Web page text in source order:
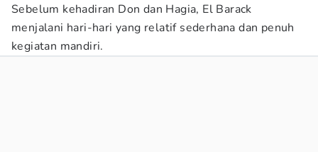
Sebelum kehadiran Don dan Hagia, El Barack
menjalani hari-hari yang relatif sederhana dan penuh
kegiatan mandiri.